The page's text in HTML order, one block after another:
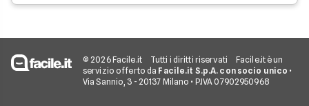
© 2026 Facile.it Tutti i diritti riservati
Facile.it è un
servizio offerto da Facile.it S.p.A. con socio unico •
Via Sannio, 3 - 20137 Milano • P.IVA 07902950968